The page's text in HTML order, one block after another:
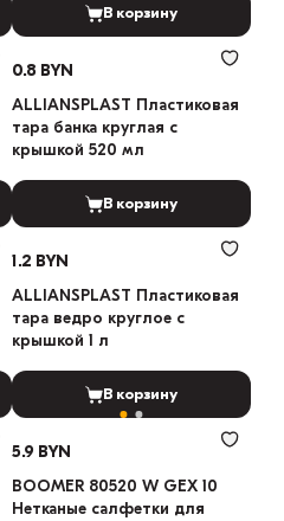
В корзину
0.8 BYN
ALLIANSPLAST Пластиковая
тара банка круглая с
крышкой 520 мл
В корзину
1.2 BYN
ALLIANSPLAST Пластиковая
тара ведро круглое с
крышкой 1 л
В корзину
5.9 BYN
BOOMER 80520 W GEX 10
Нетканые салфетки для